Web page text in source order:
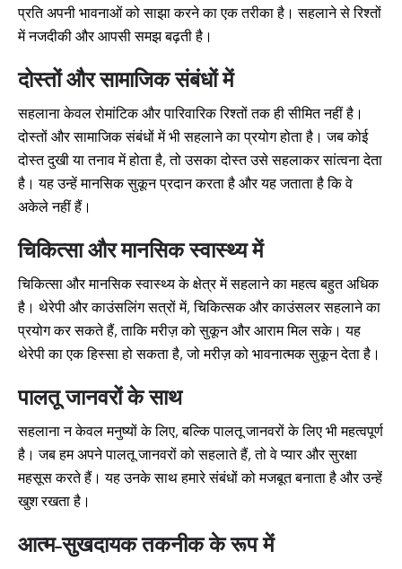
प्रति अपनी भावनाओं को साझा करने का एक तरीका है। सहलाने से रिश्तों
में नजदीकी और आपसी समझ बढ़ती है।
दोस्तों और सामाजिक संबंधों में
सहलाना केवल रोमांटिक और पारिवारिक रिश्तों तक ही सीमित नहीं है।
दोस्तों और सामाजिक संबंधों में भी सहलाने का प्रयोग होता है। जब कोई
दोस्त दुखी या तनाव में होता है, तो उसका दोस्त उसे सहलाकर सांत्वना देता
है। यह उन्हें मानसिक सुकून प्रदान करता है और यह जताता है कि वे
अकेले नहीं हैं।
चिकित्सा और मानसिक स्वास्थ्य में
चिकित्सा और मानसिक स्वास्थ्य के क्षेत्र में सहलाने का महत्व बहुत अधिक
है। थेरेपी और काउंसलिंग सत्रों में, चिकित्सक और काउंसलर सहलाने का
प्रयोग कर सकते हैं, ताकि मरीज़ को सुकून और आराम मिल सके। यह
थेरेपी का एक हिस्सा हो सकता है, जो मरीज़ को भावनात्मक सुकून देता है।
पालतू जानवरों के साथ
सहलाना न केवल मनुष्यों के लिए, बल्कि पालतू जानवरों के लिए भी महत्वपूर्ण
है। जब हम अपने पालतू जानवरों को सहलाते हैं, तो वे प्यार और सुरक्षा
महसूस करते हैं। यह उनके साथ हमारे संबंधों को मजबूत बनाता है और उन्हें
खुश रखता है।
आत्म-सुखदायक तकनीक के रूप में